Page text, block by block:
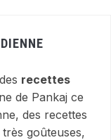
recettes
de Pankaj ce
des recettes
goûteuses,